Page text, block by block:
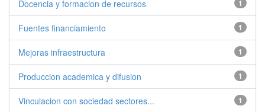
1
Docencia y formacion de recursos
1
Fuentes financiamiento
1
Mejoras infraestructura
1
Produccion academica y difusion
1
Vinculacion con sociedad sectores...